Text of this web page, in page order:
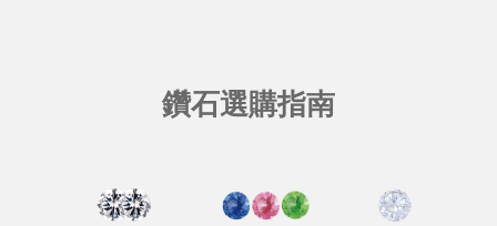
鑽石選購指南